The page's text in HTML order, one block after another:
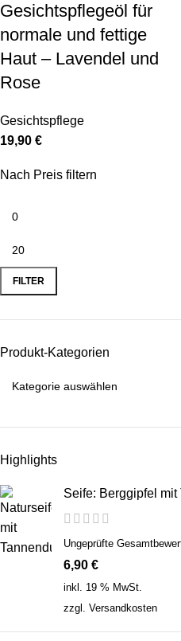
Nach Preis filtern
FILTER
Produkt-Kategorien
Highlights
Seife: Berggipfel mit
Ungeprüfte
6,90 €
inkl. 19 % MwSt.
zzgl. Versandkosten
Gesichtspflegeöl für
normale und fettige
Haut – Lavendel und
Rose
Gesichtspflege
19,90 €